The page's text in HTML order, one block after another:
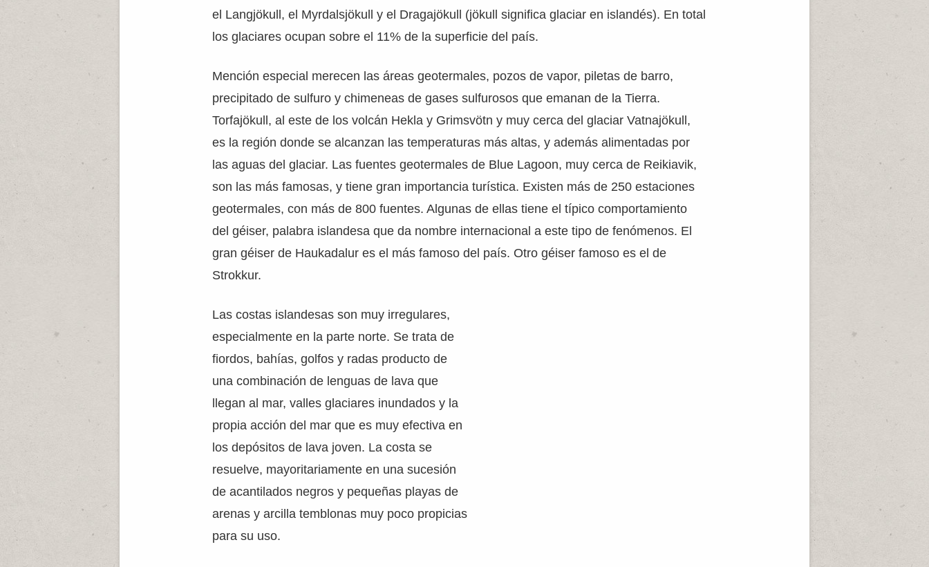
el Langjökull, el Myrdalsjökull y el Dragajökull (jökull significa glaciar en islandés). En total
los glaciares ocupan sobre el 11% de la superficie del país.
Mención especial merecen las áreas geotermales, pozos de vapor, piletas de barro,
precipitado de sulfuro y chimeneas de gases sulfurosos que emanan de la Tierra.
Torfajökull, al este de los volcán Hekla y Grimsvötn y muy cerca del glaciar Vatnajökull,
es la región donde se alcanzan las temperaturas más altas, y además alimentadas por
las aguas del glaciar. Las fuentes geotermales de Blue Lagoon, muy cerca de Reikiavik,
son las más famosas, y tiene gran importancia turística. Existen más de 250 estaciones
geotermales, con más de 800 fuentes. Algunas de ellas tiene el típico comportamiento
del géiser, palabra islandesa que da nombre internacional a este tipo de fenómenos. El
gran géiser de Haukadalur es el más famoso del país. Otro géiser famoso es el de
Strokkur.
Las costas islandesas son muy irregulares,
especialmente en la parte norte. Se trata de
fiordos, bahías, golfos y radas producto de
una combinación de lenguas de lava que
llegan al mar, valles glaciares inundados y la
propia acción del mar que es muy efectiva en
los depósitos de lava joven. La costa se
resuelve, mayoritariamente en una sucesión
de acantilados negros y pequeñas playas de
arenas y arcilla temblonas muy poco propicias
para su uso.